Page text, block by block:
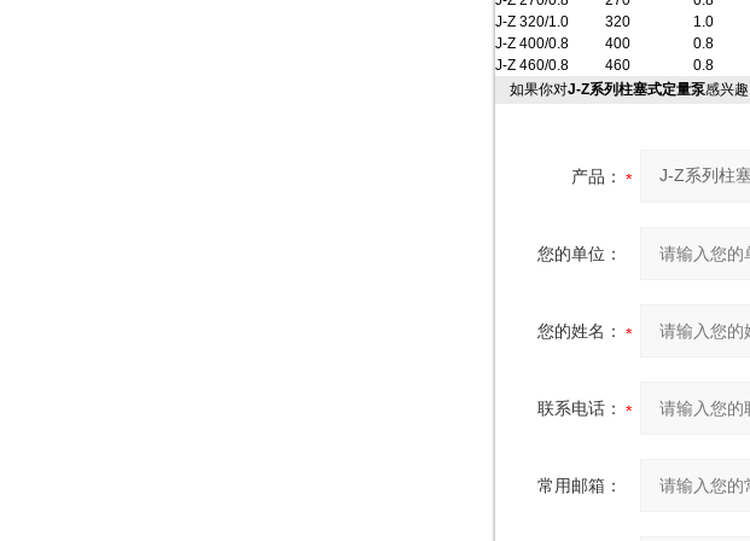
J-Z 320/1.0
320 1.0
J-Z 400/0.8
400 0.8
J-Z 460/0.8
460 0.8
如果你对J-Z系列柱塞式定量泵感兴
产品：
您的单位：
您的姓名：
联系电话：
常用邮箱：